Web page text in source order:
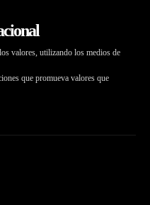
valores, utilizando los medios de
que promueva valores que